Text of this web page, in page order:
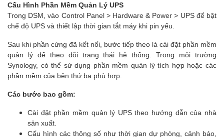
Cấu Hình Phần Mềm Quản Lý UPS
Trong DSM, vào Control Panel > Hardware & Power > UPS để bật
chế độ UPS và thiết lập thời gian tắt máy khi pin yếu.
Sau khi phần cứng đã kết nối, bước tiếp theo là cài đặt phần mềm
quản lý để theo dõi trạng thái hệ thống. Trong môi trường
Synology, có thể sử dụng phần mềm quản lý tích hợp hoặc các
phần mềm của bên thứ ba phù hợp.
Các bước bao gồm:
Cài đặt phần mềm quản lý UPS theo hướng dẫn của nhà
sản xuất.
Cấu hình các thông số như thời gian dự phòng, cảnh báo,